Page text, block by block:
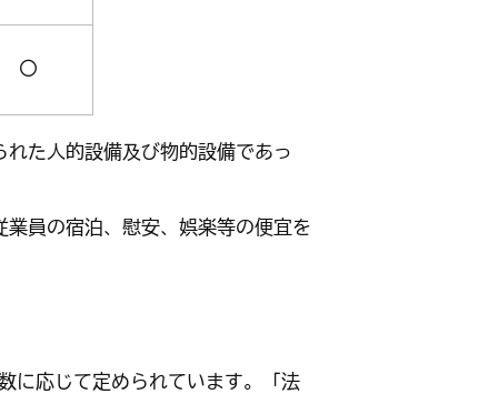
〇
た人的設備及び物的設備であっ
員の宿泊、慰安、娯楽等の便宜を
に応じて定められています。「法